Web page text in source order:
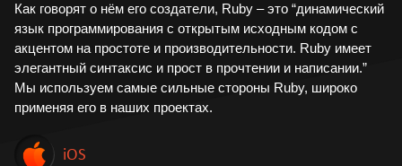
Как говорят о нём его создатели, Ruby – это “динамический
язык программирования с открытым исходным кодом с
акцентом на простоте и производительности. Ruby имеет
элегантный синтаксис и прост в прочтении и написании.”
Мы используем самые сильные стороны Ruby, широко
применяя его в наших проектах.
iOS